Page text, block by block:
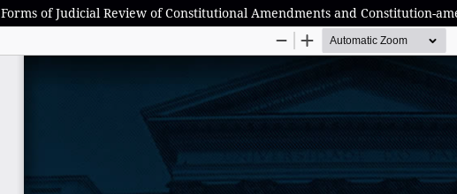
of Judicial Review of Constitutional Amendments and Constitution-